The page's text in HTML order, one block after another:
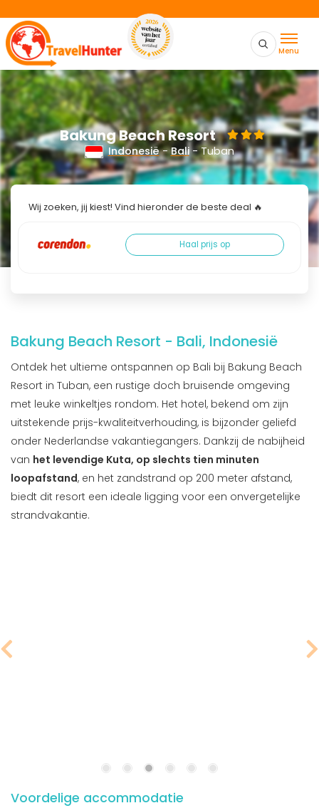
Menu
Bakung Beach Resort
Indonesië-Bali- Tuban
Wij zoeken, jij kiest! Vind hieronder de beste deal 🔥
Haal prijs op
Bakung Beach Resort - Bali, Indonesië
Ontdek het ultieme ontspannen op Bali bij Bakung Beach
Resort in Tuban, een rustige doch bruisende omgeving
met leuke winkeltjes rondom. Het hotel, bekend om zijn
uitstekende prijs-kwaliteitverhouding, is bijzonder geliefd
onder Nederlandse vakantiegangers. Dankzij de nabijheid
van het levendige Kuta, op slechts tien minuten
loopafstand, en het zandstrand op 200 meter afstand,
biedt dit resort een ideale ligging voor een onvergetelijke
strandvakantie.
Voordelige accommodatie